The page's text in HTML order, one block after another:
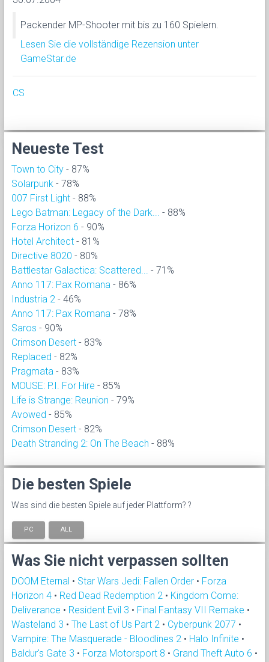
Packender MP-Shooter mit bis zu 160 Spielern.
Lesen Sie die vollständige Rezension unter
GameStar.de
CS
Neueste Test
Town to City - 87%
Solarpunk - 78%
007 First Light - 88%
Lego Batman: Legacy of the Dark...
- 88%
Forza Horizon 6 - 90%
Hotel Architect - 81%
Directive 8020 - 80%
Battlestar Galactica: Scattered...
- 71%
Anno 117: Pax Romana - 86%
Industria 2 - 46%
Anno 117: Pax Romana - 78%
Saros - 90%
Crimson Desert - 83%
Replaced - 82%
Pragmata - 83%
MOUSE: P.I. For Hire - 85%
Life is Strange: Reunion - 79%
Avowed - 85%
Crimson Desert - 82%
Death Stranding 2: On The Beach - 88%
Die besten Spiele
Was sind die besten Spiele auf jeder Plattform? ?
PC ALL
Was Sie nicht verpassen sollten
DOOM Eternal • Star Wars Jedi: Fallen Order • Forza
Horizon 4 • Red Dead Redemption 2 • Kingdom Come:
Deliverance • Resident Evil 3 • Final Fantasy VII Remake •
Wasteland 3 • The Last of Us Part 2 • Cyberpunk 2077 •
Vampire: The Masquerade - Bloodlines 2 • Halo Infinite •
Baldur's Gate 3 • Forza Motorsport 8 • Grand Theft Auto 6 •